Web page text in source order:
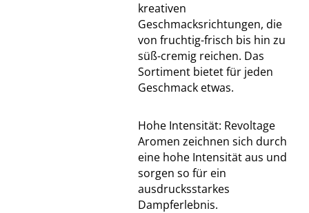
kreativen
Geschmacksrichtungen, die
von fruchtig-frisch bis hin zu
süß-cremig reichen. Das
Sortiment bietet für jeden
Geschmack etwas.
Hohe Intensität: Revoltage
Aromen zeichnen sich durch
eine hohe Intensität aus und
sorgen so für ein
ausdrucksstarkes
Dampferlebnis.